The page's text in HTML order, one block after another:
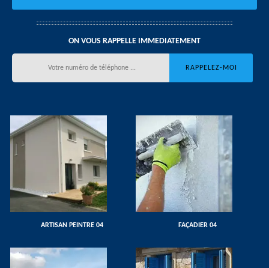
ON VOUS RAPPELLE IMMEDIATEMENT
ARTISAN PEINTRE 04 FAÇADIER 04